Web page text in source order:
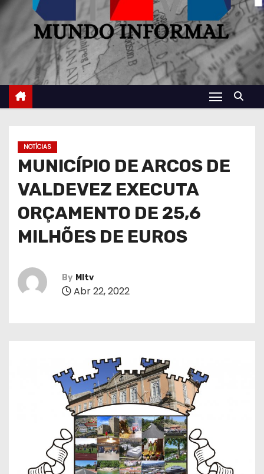
NOTÍCIAS
MUNICÍPIO DE ARCOS DE
VALDEVEZ EXECUTA
ORÇAMENTO DE 25,6
MILHÕES DE EUROS
By MItv
Abr 22, 2022